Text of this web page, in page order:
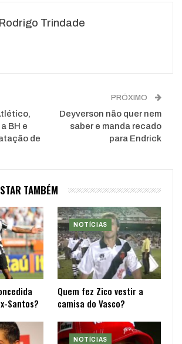
Rodrigo Trindade
BH e
de
PRÓXIMO
Deyverson não quer nem
saber e manda recado
para Endrick
TAMBÉM
Santos?
NOTÍCIAS
Quem fez Zico vestir a
camisa do Vasco?
NOTÍCIAS